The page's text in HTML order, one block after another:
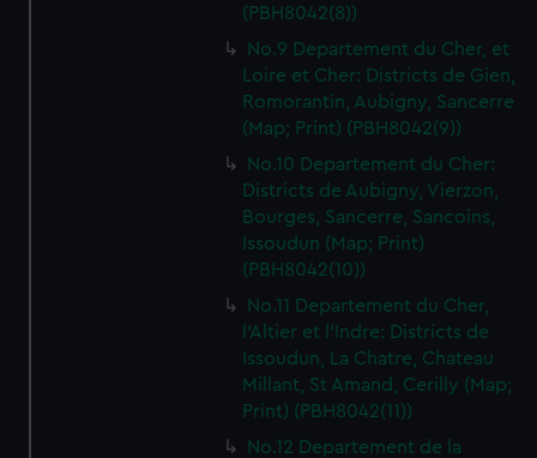
(PBH8042(8))
No.9 Departement du Cher, et
Loire et Cher: Districts de Gien,
Romorantin, Aubigny, Sancerre
(Map; Print) (PBH8042(9))
No.10 Departement du Cher:
Districts de Aubigny, Vierzon,
Bourges, Sancerre, Sancoins,
Issoudun (Map; Print)
(PBH8042(10))
No.11 Departement du Cher,
l'Altier et l'Indre: Districts de
Issoudun, La Chatre, Chateau
Millant, St Amand, Cerilly (Map;
Print) (PBH8042(11))
No.12 Departement de la